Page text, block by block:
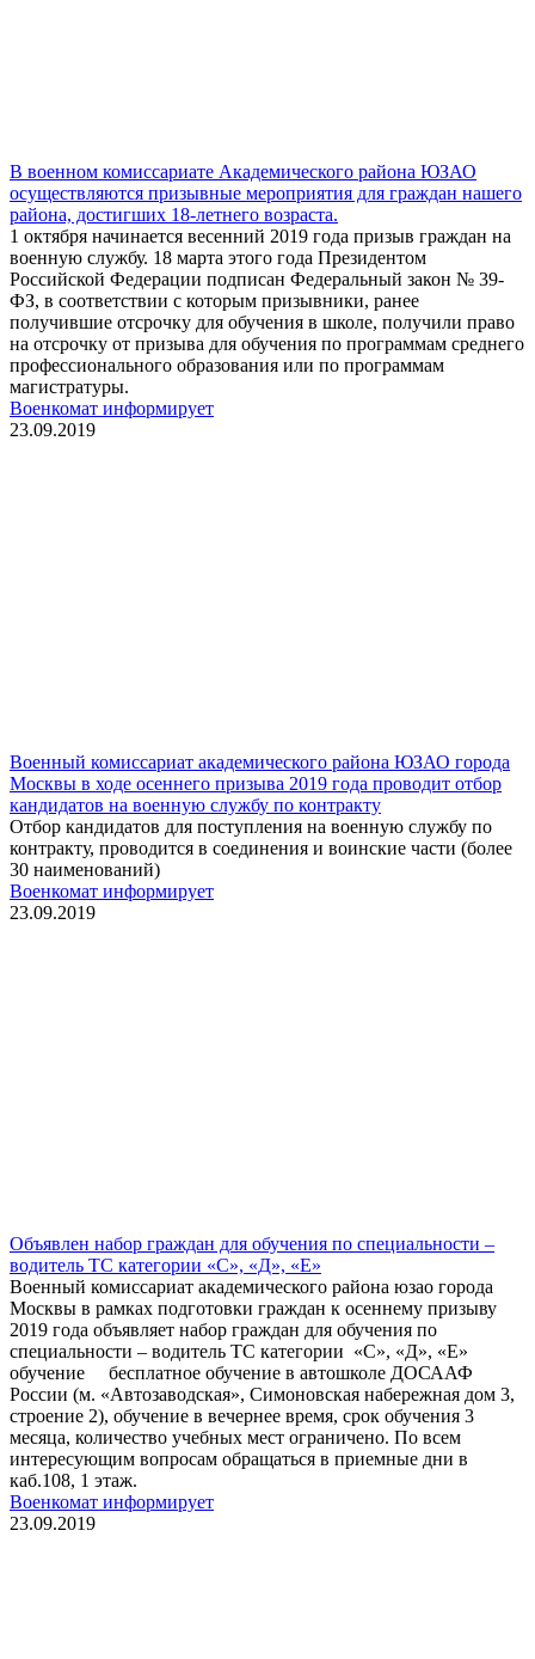
В военном комиссариате Академического района ЮЗАО
осуществляются призывные мероприятия для граждан нашего
района, достигших 18-летнего возраста.
1 октября начинается весенний 2019 года призыв граждан на
военную службу. 18 марта этого года Президентом
Российской Федерации подписан Федеральный закон № 39-
ФЗ, в соответствии с которым призывники, ранее
получившие отсрочку для обучения в школе, получили право
на отсрочку от призыва для обучения по программам среднего
профессионального образования или по программам
магистратуры.
Военкомат информирует
23.09.2019
Военный комиссариат академического района ЮЗАО города
Москвы в ходе осеннего призыва 2019 года проводит отбор
кандидатов на военную службу по контракту
Отбор кандидатов для поступления на военную службу по
контракту, проводится в соединения и воинские части (более
30 наименований)
Военкомат информирует
23.09.2019
Объявлен набор граждан для обучения по специальности –
водитель ТС категории «С», «Д», «Е»
Военный комиссариат академического района юзао города
Москвы в рамках подготовки граждан к осеннему призыву
2019 года объявляет набор граждан для обучения по
специальности – водитель ТС категории «С», «Д», «Е»
обучение бесплатное обучение в автошколе ДОСААФ
России (м. «Автозаводская», Симоновская набережная дом 3,
строение 2), обучение в вечернее время, срок обучения 3
месяца, количество учебных мест ограничено. По всем
интересующим вопросам обращаться в приемные дни в
каб.108, 1 этаж.
Военкомат информирует
23.09.2019